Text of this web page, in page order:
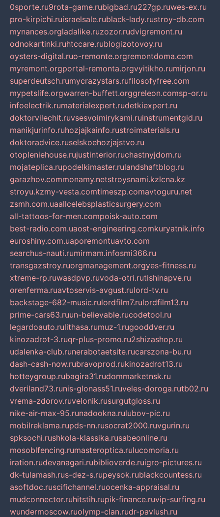
0sporte.ru9rota-game.rubigbad.ru227gp.ruwes-ex.ru
pro-kirpichi.ruisraelsale.rublack-lady.rustroy-db.com
mynances.orgladalike.ruzozor.rudvigremont.ru
odnokartinki.ruhtccare.rublogizotovoy.ru
oysters-digital.ruo-remonte.orgremontdoma.com
myremont.orgportal-remonta.orgvyitikho.rumirjon.ru
superdeutsch.rumycrazystars.rufilosofyfree.com
mypetslife.orgwarren-buffett.orggreleon.comsp-or.ru
infoelectrik.rumaterialexpert.rudetkiexpert.ru
doktorvilechit.ruvsesvoimirykami.ruinstrumentgid.ru
manikjurinfo.ruhozjajkainfo.rustroimaterials.ru
doktoradvice.ruselskoehozjajstvo.ru
otopleniehouse.rujustinterior.ruchastnyjdom.ru
mojateplica.rupodelkimaster.rulandshaftblog.ru
garazhov.commonamy.netstroysnami.kzlcna.kz
stroyu.kzmy-vesta.comtimeszp.comavtoguru.net
zsmh.com.uaallcelebsplasticsurgery.com
all-tattoos-for-men.compoisk-auto.com
best-radio.com.uaost-engineering.comkuryatnik.info
euroshiny.com.uaporemontuavto.com
searchus-nauti.rumirmam.infosmi366.ru
transgazstroy.ruorgmanagement.orgyes-fitness.ru
xtreme-rp.ruwasdpvp.ruvoda-otri.rutishinapve.ru
orenferma.ruavtoservis-avgust.rulord-tv.ru
backstage-682-music.rulordfilm7.rulordfilm13.ru
prime-cars63.ruun-believable.rucodetool.ru
legardoauto.rulithasa.rumuz-1.rugooddver.ru
kinozadrot-3.ruqr-plus-promo.ru2shizashop.ru
udalenka-club.runerabotaetsite.rucarszona-bu.ru
dash-cash-now.rubravoprod.rukinozadrot13.ru
hotteygroup.rubagira31.rudommarketnsk.ru
dveriland73.runis-glonass51.ruveles-doroga.rutb02.ru
vrema-zdorov.ruvelonik.rusurgutgloss.ru
nike-air-max-95.runadookna.rulubov-pic.ru
mobilreklama.rupds-nn.rusocrat2000.ruvgurin.ru
spksochi.rushkola-klassika.rusabeonline.ru
mosoblfencing.rumasteroptica.rulucomoria.ru
iration.rudevanagari.rubiblioverde.ruigro-pictures.ru
dk-tulamash.rus-dez-s.rupeysok.rublackcountess.ru
asoftdoc.ruscifichannel.ruocenka-appraisal.ru
mudconnector.ruhitstih.rupik-finance.ruvip-surfing.ru
wundermoscow.ruolymp-clan.rudr-pavlush.ru